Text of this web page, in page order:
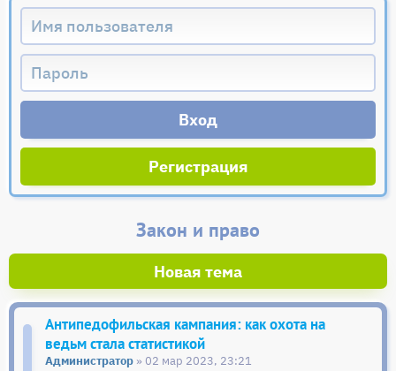
Регистрация
Закон и право
Новая тема
Антипедофильская кампания: как охота на
ведьм стала статистикой
Администратор » 02 мар 2023, 23:21